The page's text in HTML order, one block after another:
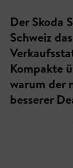
Der Skoda
Schweiz
Kompakte
warum der
besserer